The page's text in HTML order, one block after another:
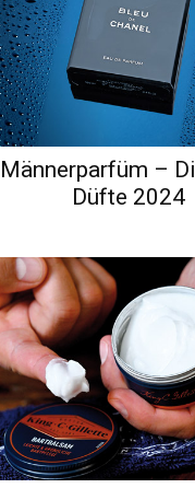
–
Düfte 2024